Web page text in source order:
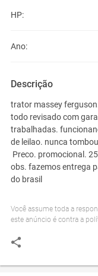
HP:
Ano:
Descrição
trator massey
todo revisado com
trabalhadas.
de leilao. nunca
Preco. promocional.
obs. fazemos entrega
do brasil
Você assume toda a
este anúncio é contra a